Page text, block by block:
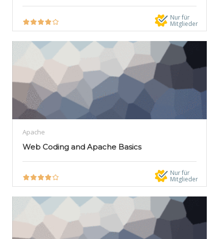
Nur für
Mitglieder
Apache
Web Coding and Apache Basics
Nur für
Mitglieder